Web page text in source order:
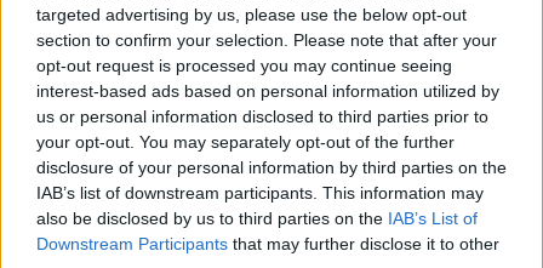
targeted advertising by us, please use the below opt-out
section to confirm your selection. Please note that after your
opt-out request is processed you may continue seeing
interest-based ads based on personal information utilized by
us or personal information disclosed to third parties prior to
your opt-out. You may separately opt-out of the further
disclosure of your personal information by third parties on the
IAB’s list of downstream participants. This information may
also be disclosed by us to third parties on the IAB’s List of
Downstream Participants that may further disclose it to other